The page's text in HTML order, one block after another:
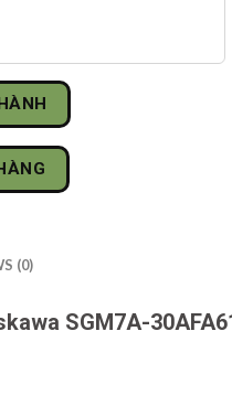
(0)
SGM7A-